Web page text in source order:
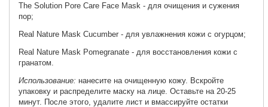
The Solution Pore Care Face Mask - для очищения и сужения
пор;
Real Nature Mask Cucumber - для увлажнения кожи с огурцом;
Real Nature Mask Pomegranate - для восстановления кожи с
гранатом.
Использование: нанесите на очищенную кожу. Вскройте
упаковку и распределите маску на лице. Оставьте на 20-25
минут. После этого, удалите лист и вмассируйте остатки